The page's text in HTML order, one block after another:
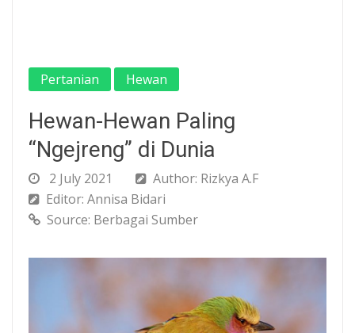
Pertanian Hewan
Hewan-Hewan Paling
“Ngejreng” di Dunia
2 July 2021
Author: Rizkya A.F
Editor: Annisa Bidari
Source: Berbagai Sumber